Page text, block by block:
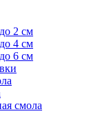
2 см
4 см
6 см
смола